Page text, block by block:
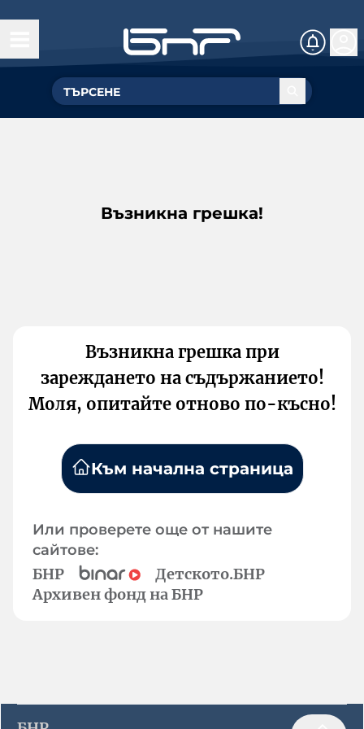
Възникна грешка!
Възникна грешка при
зареждането на съдържанието!
Моля, опитайте отново по-късно!
Към начална страница
Или проверете още от нашите
сайтове:
БНР
Детското.БНР
Архивен фонд на БНР